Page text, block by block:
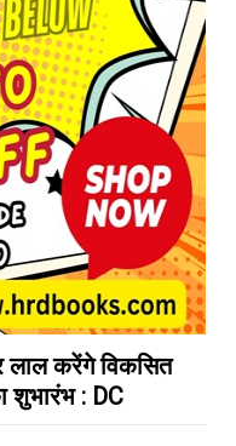
लाल करेंगे विकसित
शुभारंभ : DC